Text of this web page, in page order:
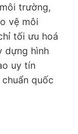
trường,
vệ môi
tối ưu hoá
dựng hình
uy tín
quốc